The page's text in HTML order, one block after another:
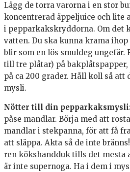
Lägg de torra varorna i en stor
koncentrerad äppeljuice och lite
i pepparkakskryddorna. Om det
vatten. Du ska kunna krama
blir som en lös smuldeg ungefär.
till tre plåtar) på bakplåtspapper,
på ca 200 grader. Håll koll så att
mysli.
Nötter till din
påse mandlar. Börja med att
mandlar i stekpanna, för att få
att släppa. Akta så de inte
ren kökshandduk tills det mesta
är inte supernoga. Ha i dem i